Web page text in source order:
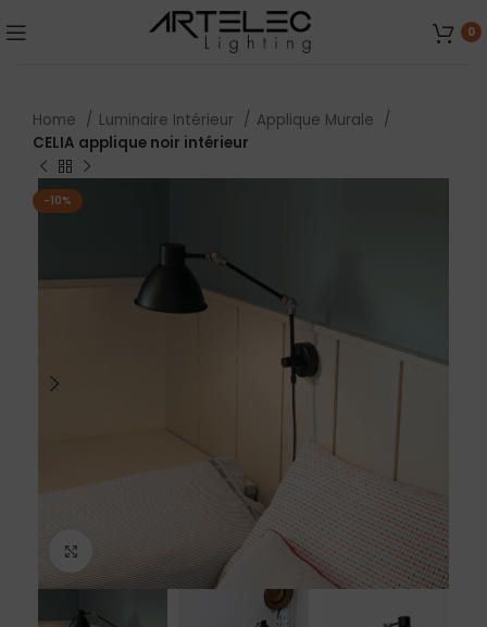
0
Home Luminaire Intérieur
Applique Murale
CELIA applique noir intérieur
-10%